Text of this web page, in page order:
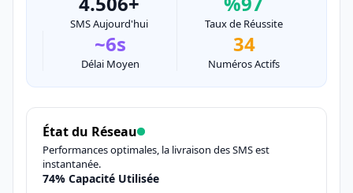
SMS Aujourd'hui Taux de Réussite
~6s
Délai Moyen
34
Numéros Actifs
État du Réseau
Performances optimales, la livraison des SMS est
instantanée.
74% Capacité Utilisée